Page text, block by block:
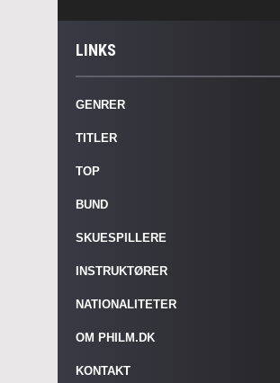
LINKS
GENRER
TITLER
TOP
BUND
SKUESPILLERE
INSTRUKTØRER
NATIONALITETER
OM PHILM.DK
KONTAKT